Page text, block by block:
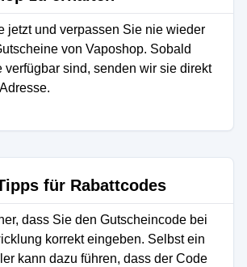
jetzt und verpassen Sie nie wieder
von Vaposhop. Sobald
verfügbar sind, senden wir sie direkt
für Rabattcodes
dass Sie den Gutscheincode bei
korrekt eingeben. Selbst ein
kann dazu führen, dass der Code